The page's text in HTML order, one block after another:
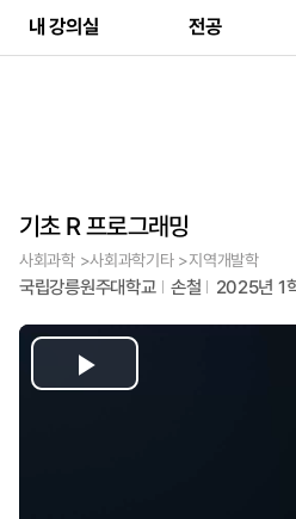
내 강의실 전공
기초 R 프로그래밍
사회과학 >사회과학기타 >지역개발학
국립강릉원주대학교 손철 2025년 1
Play